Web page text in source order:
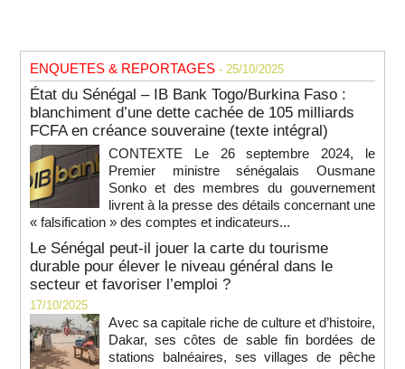
ENQUETES & REPORTAGES - 25/10/2025
État du Sénégal – IB Bank Togo/Burkina Faso :
blanchiment d’une dette cachée de 105 milliards
FCFA en créance souveraine (texte intégral)
CONTEXTE Le 26 septembre 2024, le
Premier ministre sénégalais Ousmane
Sonko et des membres du gouvernement
livrent à la presse des détails concernant une
« falsification » des comptes et indicateurs...
Le Sénégal peut-il jouer la carte du tourisme
durable pour élever le niveau général dans le
secteur et favoriser l’emploi ?
17/10/2025
Avec sa capitale riche de culture et d’histoire,
Dakar, ses côtes de sable fin bordées de
stations balnéaires, ses villages de pêche